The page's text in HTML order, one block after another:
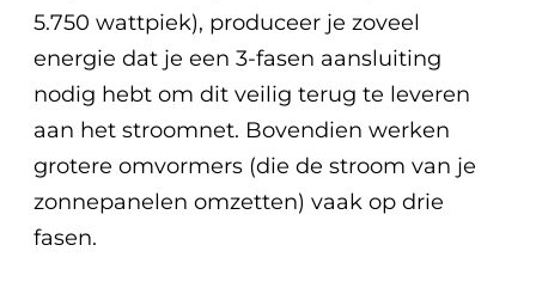
5.750 wattpiek), produceer je zoveel
energie dat je een 3-fasen aansluiting
nodig hebt om dit veilig terug te leveren
aan het stroomnet. Bovendien werken
grotere omvormers (die de stroom van je
zonnepanelen omzetten) vaak op drie
fasen.